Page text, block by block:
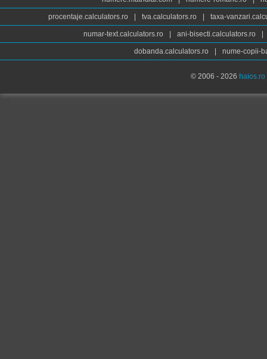
procentaje.calculators.ro tva.calculators.ro taxa-
numar-text.calculators.ro ani-bisecti.calculators.ro
dobanda.calculators.ro nume-copii-
© 2006 - 2026 haios.ro